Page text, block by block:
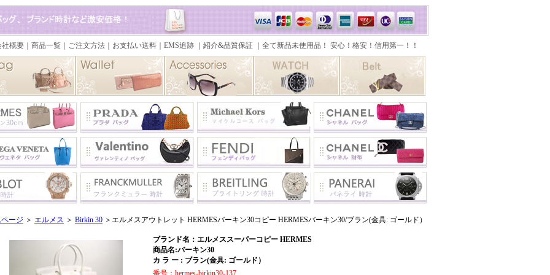
ージ ＞ エルメス ＞ Birkin 30 ＞エルメスアウトレット HERMESバーキン30コピー HERMESバーキン30/ブラン(金具: ゴールド）
ブランド名：エルメススーパーコピー HERMES
商品名:バーキン30
カ ラ ー : ブラン(金具: ゴールド）
番号：hermes-birkin30-137